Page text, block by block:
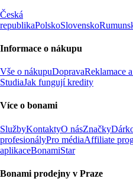
Česká
republikaPolskoSlovensko
Informace o nákupu
Vše o nákupuDopravaReklamace
StudiaJak fungují kredity
Více o bonami
SlužbyKontaktyO násZnačky
profesionályPro médiaAffiliate
aplikaceBonamiStar
Bonami prodejny v Praze